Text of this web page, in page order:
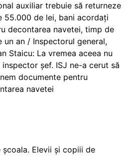
auxiliar trebuie să returneze
55.000 de lei, bani acordați
decontarea navetei, timp de
un an / Inspectorul general,
Staicu: La vremea aceea nu
inspector șef. ISJ ne-a cerut să
documente pentru
navetei
școala. Elevii și copiii de